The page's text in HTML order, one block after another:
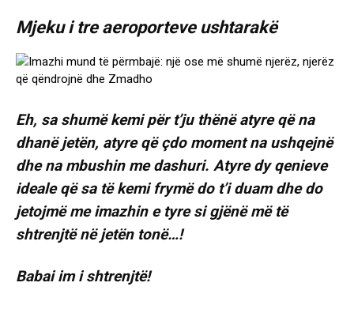
Mjeku i tre aeroporteve ushtarakë
Eh, sa shumë kemi për t’ju thënë atyre që na
dhanë jetën, atyre që çdo moment na ushqejnë
dhe na mbushin me dashuri. Atyre dy qenieve
ideale që sa të kemi frymë do t’i duam dhe do
jetojmë me imazhin e tyre si gjënë më të
shtrenjtë në jetën tonë…!
Babai im i shtrenjtë!